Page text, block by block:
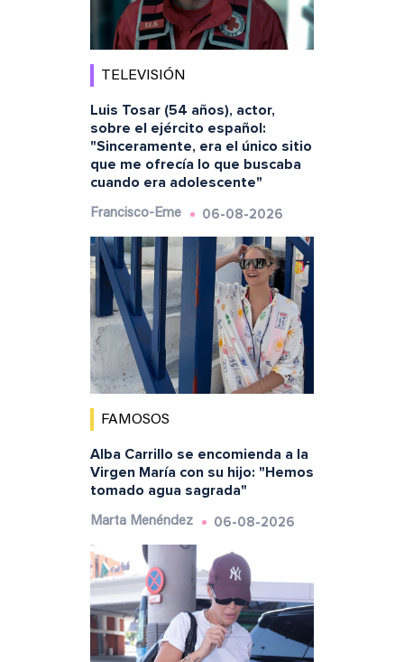
TELEVISIÓN
Luis Tosar (54 años), actor,
sobre el ejército español:
"Sinceramente, era el único sitio
que me ofrecía lo que buscaba
cuando era adolescente"
Francisco-Eme 06-08-2026
FAMOSOS
Alba Carrillo se encomienda a la
Virgen María con su hijo: "Hemos
tomado agua sagrada"
Marta Menéndez 06-08-2026